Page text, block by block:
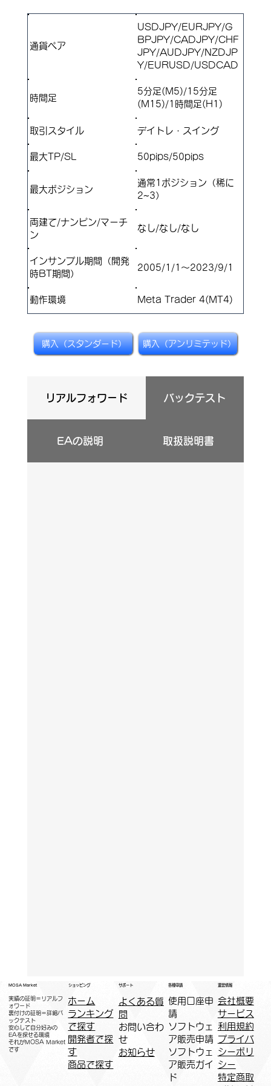
通貨ペア
USDJPY/EURJPY/G
BPJPY/CADJPY/CHF
JPY/AUDJPY/NZDJP
Y/EURUSD/USDCAD
​時間足
5分足(M5)/15分足
(M15)/1時間足(H1)
取引スタイル ​デイトレ・スイング
最大TP/SL 50pips/50pips
​最大ポジション
通常1ポジション（稀に
2~3）
両建て/ナンピン/マーチ
ン
​なし/なし/なし
インサンプル期間（開発
時BT期間）
2005/1/1～2023/9/1
​動作環境 Meta Trader 4(MT4)
購入（スタンダード） 購入（アンリミテッド）
リアルフォワード バックテスト
EAの説明 取扱説明書
MOSA Market
実績の証明＝リアルフ
ォワード
裏付けの証明＝詳細バ
ックテスト
安心して自分好みの
EAを探せる環境
​それがMOSA Market
です
ショッピング
ホーム
ランキング
で探す
開発者で探
す
商品で探す
サポート
よくある質
問
お問い合わ
せ
お知らせ
各種申請
​使用口座申
請
ソフトウェ
ア販売申請
ソフトウェ
ア販売ガイ
ド
運営情報
会社概要
サービス
利用規約
プライバ
シーポリ
シー
特定商取